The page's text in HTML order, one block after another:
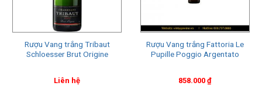
Rượu Vang trắng Tribaut
Schloesser Brut Origine
Liên hệ
Rượu Vang trắng Fattoria Le
Pupille Poggio Argentato
858.000 ₫